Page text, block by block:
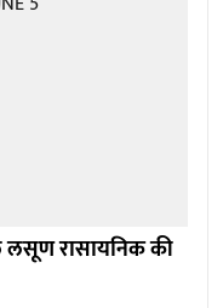
लसूण रासायनिक की